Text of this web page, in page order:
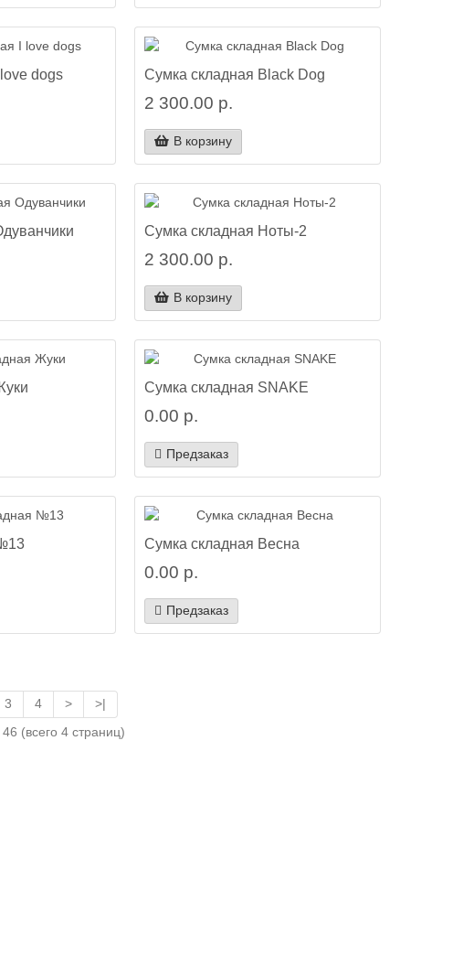
dogs Сумка складная Black Dog
2 300.00 р.
В корзину
Сумка складная Ноты-2
2 300.00 р.
В корзину
Сумка складная SNAKE
0.00 р.
Предзаказ
Сумка складная Весна
0.00 р.
Предзаказ
3 4 >
>|
(всего 4 страниц)